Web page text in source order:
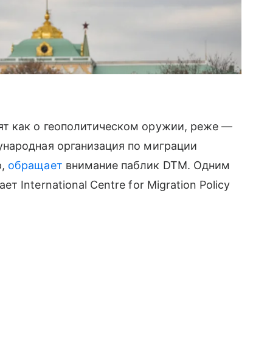
как о геополитическом оружии, реже —
организация по миграции
обращает внимание паблик DTM. Одним
International Centre for Migration Policy